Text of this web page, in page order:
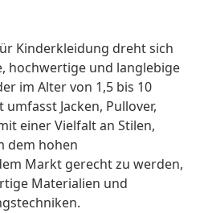
Kinderkleidung dreht sich
hochwertige und langlebige
im Alter von 1,5 bis 10
Jacken, Pullover,
einer Vielfalt an Stilen,
dem hohen
Markt gerecht zu werden,
Materialien und